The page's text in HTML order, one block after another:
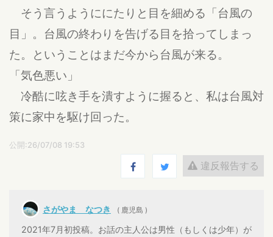
そう言うようににたりと目を細める「台風の
目」。台風の終わりを告げる目を拾ってしまっ
た。ということはまだ今から台風が来る。
「気色悪い」
冷酷に呟き手を潰すように握ると、私は台風対
策に家中を駆け回った。
公開:26/07/08 19:53
違反報告する
さがやま なつき ( 鹿児島 )
2021年7月初投稿。お話の主人公は男性（もしくは少年）が